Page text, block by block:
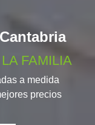
FAMILIA
a medida
precios